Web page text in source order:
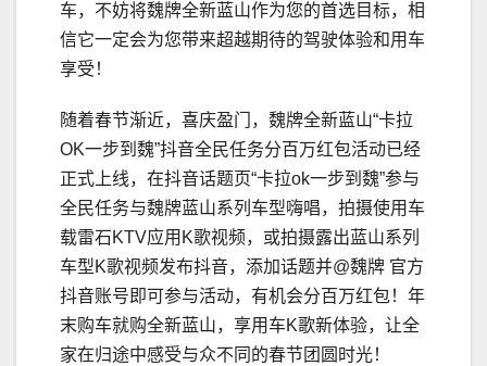
车，不妨将魏牌全新蓝山作为您的首选目标，相
信它一定会为您带来超越期待的驾驶体验和用车
享受！
随着春节渐近，喜庆盈门，魏牌全新蓝山“卡拉
OK一步到魏”抖音全民任务分百万红包活动已经
正式上线，在抖音话题页“卡拉ok一步到魏”参与
全民任务与魏牌蓝山系列车型嗨唱，拍摄使用车
载雷石KTV应用K歌视频，或拍摄露出蓝山系列
车型K歌视频发布抖音，添加话题并@魏牌 官方
抖音账号即可参与活动，有机会分百万红包！年
末购车就购全新蓝山，享用车K歌新体验，让全
家在归途中感受与众不同的春节团圆时光！